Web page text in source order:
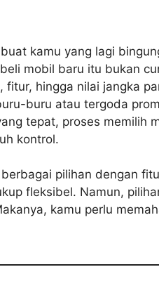
kamu yang lagi
mobil baru itu bukan
hingga nilai jangka
buru atau tergoda
tepat, proses memilih
kontrol.
pilihan dengan
fleksibel. Namun,
kamu perlu